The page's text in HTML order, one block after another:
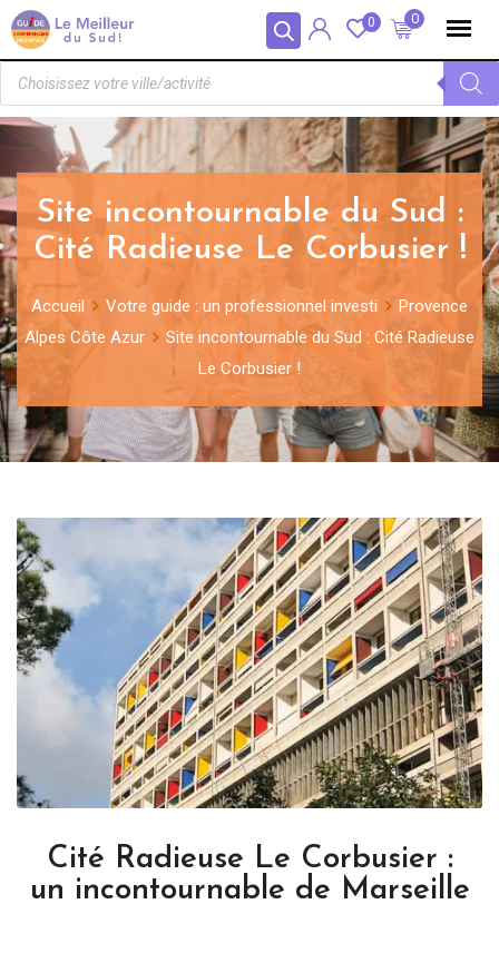
Panneau de gestion des cookies 0
0
Site incontournable du Sud :
Cité Radieuse Le Corbusier !
Accueil Votre guide : un professionnel investi
Provence
Alpes Côte Azur
Site incontournable du Sud : Cité Radieuse
Le Corbusier !
Cité Radieuse Le Corbusier :
un incontournable de Marseille